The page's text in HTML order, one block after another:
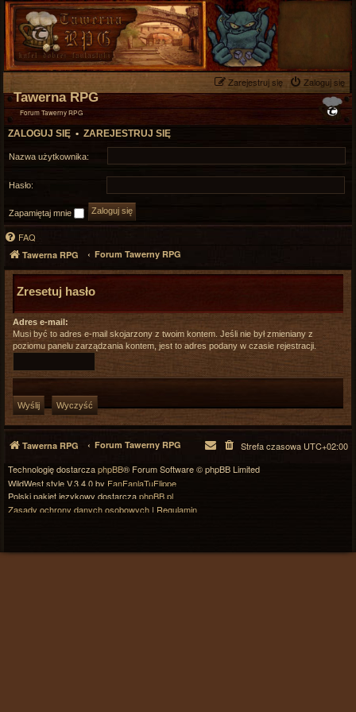
Zaloguj się
Zarejestruj się
Tawerna RPG
Forum Tawerny RPG
ZALOGUJ SIĘ • ZAREJESTRUJ SIĘ
Nazwa użytkownika:
Hasło:
Zapamiętaj mnie
FAQ
Tawerna RPG Forum Tawerny RPG
Zresetuj hasło
Adres e-mail:
Musi być to adres e-mail skojarzony z twoim kontem. Jeśli nie był zmieniany z
poziomu panelu zarządzania kontem, jest to adres podany w czasie rejestracji.
Tawerna RPG Forum Tawerny RPG Strefa czasowa UTC+02:00
Technologię dostarczaphpBB® Forum Software © phpBB Limited
WildWest style V.3.4.0 by FanFanlaTuFlippe
Polski pakiet językowy dostarczaphpBB.pl
Zasady ochrony danych osobowych | Regulamin